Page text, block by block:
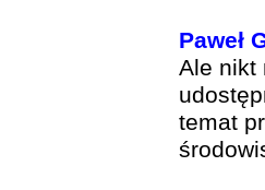
Paweł
Ale nikt
temat